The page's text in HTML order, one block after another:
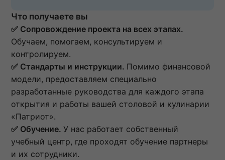
Что получаете вы
✅ Сопровождение проекта на всех этапах.
Обучаем, помогаем, консультируем и
контролируем.
✅ Стандарты и инструкции. Помимо финансовой
модели, предоставляем специально
разработанные руководства для каждого этапа
открытия и работы вашей столовой и кулинарии
«Патриот».
✅ Обучение. У нас работает собственный
учебный центр, где проходят обучение партнеры
и их сотрудники.